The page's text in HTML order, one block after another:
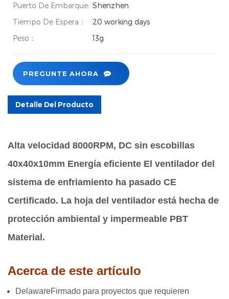
Puerto De Embarque: Shenzhen
Tiempo De Espera：
20 working days
Peso：
13g
PREGUNTE AHORA
Detalle Del Producto
Alta velocidad 8000RPM, DC sin escobillas
40x40x10mm Energía eficiente El ventilador del
sistema de enfriamiento ha pasado CE
Certificado. La hoja del ventilador está hecha de
protección ambiental y impermeable PBT
Material.
Acerca de este artículo
DelawareFirmado para proyectos que requieren